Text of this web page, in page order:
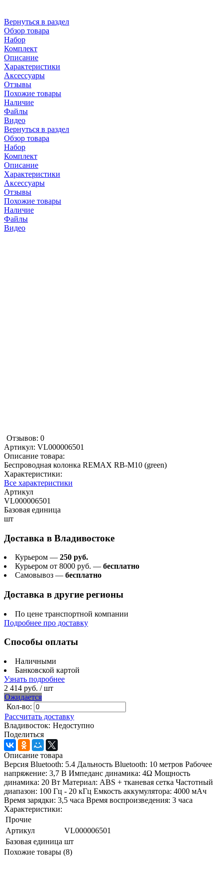
Вернуться в раздел
Обзор товара
Набор
Комплект
Описание
Характеристики
Аксессуары
Отзывы
Похожие товары
Наличие
Файлы
Видео
Вернуться в раздел
Обзор товара
Набор
Комплект
Описание
Характеристики
Аксессуары
Отзывы
Похожие товары
Наличие
Файлы
Видео
Отзывов: 0
Артикул: VL000006501
Описание товара:
Беспроводная колонка REMAX RB-M10 (green)
Характеристики:
Все характеристики
Артикул
VL000006501
Базовая единица
шт
Доставка в Владивостоке
Курьером — 250 руб.
Курьером от 8000 руб. — бесплатно
Самовывоз — бесплатно
Доставка в другие регионы
По цене транспортной компании
Подробнее про доставку
Способы оплаты
Наличными
Банковской картой
Узнать подробнее
2 414 руб. / шт
Ожидается
Кол-во:
Рассчитать доставку
Владивосток: Недоступно
Поделиться
Описание товара
Версия Bluetooth: 5.4 Дальность Bluetooth: 10 метров Рабочее
напряжение: 3,7 В Импеданс динамика: 4Ω Мощность
динамика: 20 Вт Материал: ABS + тканевая сетка Частотный
диапазон: 100 Гц - 20 кГц Емкость аккумулятора: 4000 мАч
Время зарядки: 3,5 часа Время воспроизведения: 3 часа
Характеристики:
Прочие
Артикул
VL000006501
Базовая единица шт
Похожие товары (8)